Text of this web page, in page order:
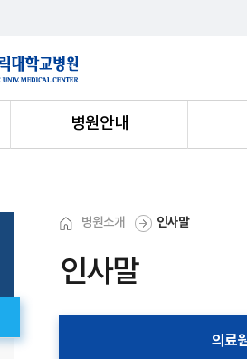
병원안내
인사말
병원소개 인사말
의료